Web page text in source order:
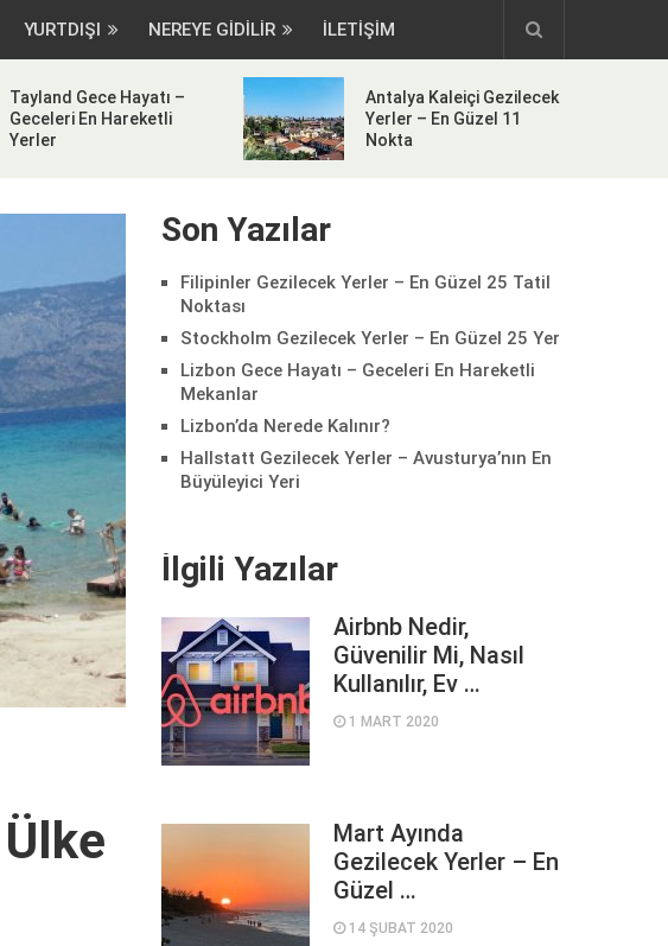
YURTDIŞI NEREYE GIDILIR İLETİŞİM
Tayland Gece Hayatı –
Geceleri En Hareketli
Yerler
Antalya Kaleiçi Gezilecek
Yerler – En Güzel 11
Nokta
Son Yazılar
Filipinler Gezilecek Yerler – En Güzel 25 Tatil
Noktası
Stockholm Gezilecek Yerler – En Güzel 25 Yer
Lizbon Gece Hayatı – Geceleri En Hareketli
Mekanlar
Lizbon’da Nerede Kalınır?
Hallstatt Gezilecek Yerler – Avusturya’nın En
Büyüleyici Yeri
İlgili Yazılar
Airbnb Nedir,
Güvenilir Mi, Nasıl
Kullanılır, Ev …
1 MART 2020
Mart Ayında
Gezilecek Yerler – En
Güzel …
14 ŞUBAT 2020